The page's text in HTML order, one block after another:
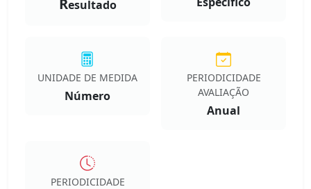
Resultado
UNIDADE DE MEDIDA
Número
PERIODICIDADE
AVALIAÇÃO
Anual
PERIODICIDADE